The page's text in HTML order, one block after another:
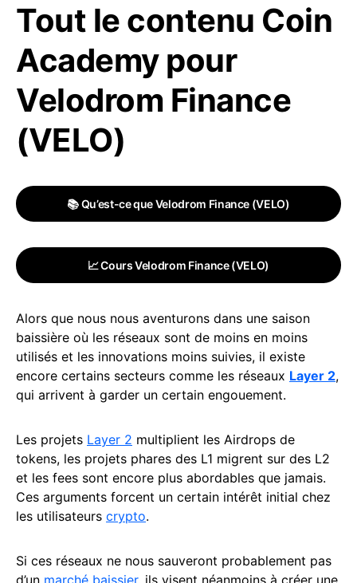
Tout le contenu Coin
Academy pour
Velodrom Finance
(VELO)
📚 Qu’est-ce que Velodrom Finance (VELO)
📈 Cours Velodrom Finance (VELO)
Alors que nous nous aventurons dans une saison
baissière où les réseaux sont de moins en moins
utilisés et les innovations moins suivies, il existe
encore certains secteurs comme les réseaux Layer 2,
qui arrivent à garder un certain engouement.
Les projets Layer 2 multiplient les Airdrops de
tokens, les projets phares des L1 migrent sur des L2
et les fees sont encore plus abordables que jamais.
Ces arguments forcent un certain intérêt initial chez
les utilisateurs crypto.
Si ces réseaux ne nous sauveront probablement pas
d’un marché baissier, ils visent néanmoins à créer une